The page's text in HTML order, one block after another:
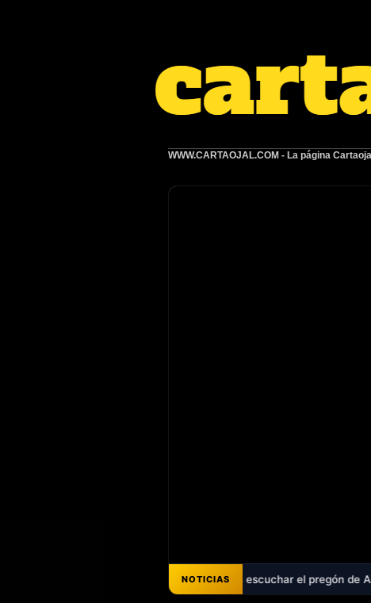
WWW.CARTAOJAL.COM - La página
NOTICIAS
promesas - Ya puedes escuchar el pregón de Ana Belén